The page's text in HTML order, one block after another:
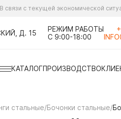
В связи с текущей экономической
Д. 15
РЕЖИМ РАБОТЫ
С 9:00-18:00
КАТАЛОГПРОИЗВОДСТВО
стальные/Бочонки стальные/